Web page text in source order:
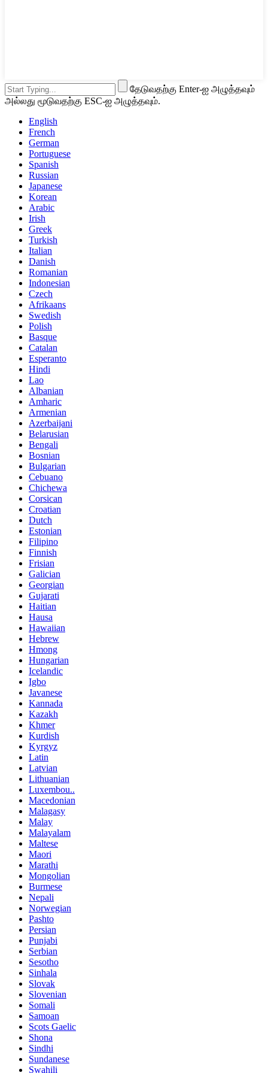
தேடுவதற்கு Enter-ஐ அழுத்தவும்
அல்லது மூடுவதற்கு ESC-ஐ அழுத்தவும்.
English
French
German
Portuguese
Spanish
Russian
Japanese
Korean
Arabic
Irish
Greek
Turkish
Italian
Danish
Romanian
Indonesian
Czech
Afrikaans
Swedish
Polish
Basque
Catalan
Esperanto
Hindi
Lao
Albanian
Amharic
Armenian
Azerbaijani
Belarusian
Bengali
Bosnian
Bulgarian
Cebuano
Chichewa
Corsican
Croatian
Dutch
Estonian
Filipino
Finnish
Frisian
Galician
Georgian
Gujarati
Haitian
Hausa
Hawaiian
Hebrew
Hmong
Hungarian
Icelandic
Igbo
Javanese
Kannada
Kazakh
Khmer
Kurdish
Kyrgyz
Latin
Latvian
Lithuanian
Luxembou..
Macedonian
Malagasy
Malay
Malayalam
Maltese
Maori
Marathi
Mongolian
Burmese
Nepali
Norwegian
Pashto
Persian
Punjabi
Serbian
Sesotho
Sinhala
Slovak
Slovenian
Somali
Samoan
Scots Gaelic
Shona
Sindhi
Sundanese
Swahili